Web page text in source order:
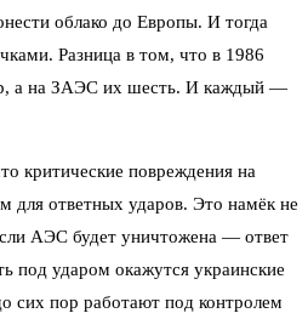
облако до Европы. И тогда
Разница в том, что в 1986
а на ЗАЭС их шесть. И каждый —
критические повреждения на
для ответных ударов. Это намёк не
АЭС будет уничтожена — ответ
под ударом окажутся украинские
сих пор работают под контролем